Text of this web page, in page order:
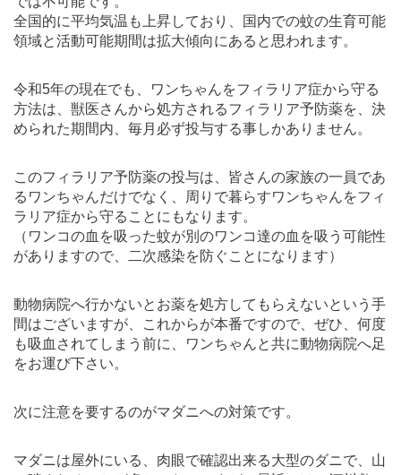
全国的に平均気温も上昇しており、国内での蚊の生育可能
領域と活動可能期間は拡大傾向にあると思われます。
令和5年の現在でも、ワンちゃんをフィラリア症から守る
方法は、獣医さんから処方されるフィラリア予防薬を、決
められた期間内、毎月必ず投与する事しかありません。
このフィラリア予防薬の投与は、皆さんの家族の一員であ
るワンちゃんだけでなく、周りで暮らすワンちゃんをフィ
ラリア症から守ることにもなります。
（ワンコの血を吸った蚊が別のワンコ達の血を吸う可能性
がありますので、二次感染を防ぐことになります）
動物病院へ行かないとお薬を処方してもらえないという手
間はございますが、これからが本番ですので、ぜひ、何度
も吸血されてしまう前に、ワンちゃんと共に動物病院へ足
をお運び下さい。
次に注意を要するのがマダニへの対策です。
マダニは屋外にいる、肉眼で確認出来る大型のダニで、山